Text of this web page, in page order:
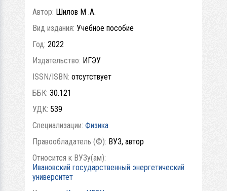
Автор: Шилов М .А.
Вид издания: Учебное пособие
Год: 2022
Издательство: ИГЭУ
ISSN/ISBN: отсутствует
ББК: 30.121
УДК: 539
Специализации: Физика
Правообладатель (©): ВУЗ, автор
Относится к ВУЗу(ам):
Ивановский государственный энергетический
университет